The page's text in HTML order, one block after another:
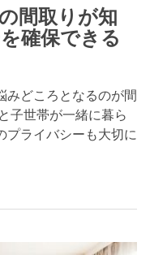
間取りが知
確保できる
みどころとなるのが間
子世帯が一緒に暮ら
プライバシーも大切に